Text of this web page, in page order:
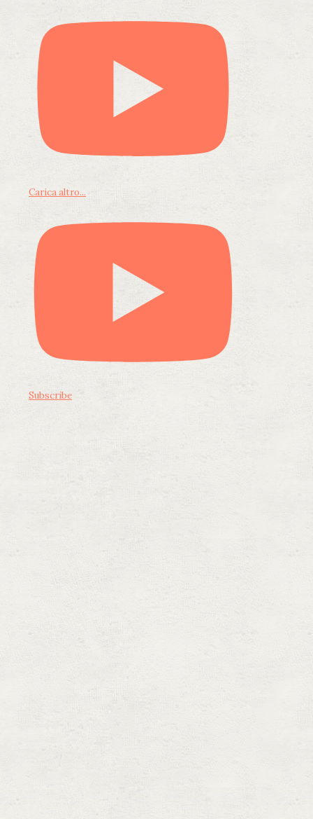
Carica altro...
Subscribe